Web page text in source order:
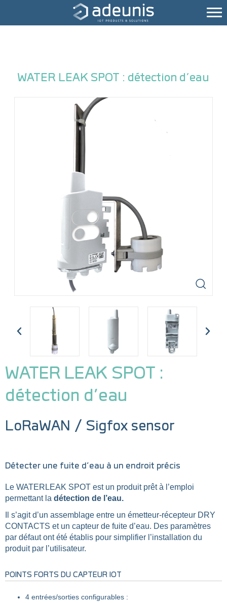
WATER LEAK SPOT : détection d’eau
WATER LEAK SPOT :
détection d’eau
LoRaWAN / Sigfox sensor
Détecter une fuite d’eau à un endroit précis
Le WATERLEAK SPOT est un produit prêt à l’emploi
permettant la détection de l’eau.
Il s’agit d’un assemblage entre un émetteur-récepteur DRY
CONTACTS et un capteur de fuite d’eau. Des paramètres
par défaut ont été établis pour simplifier l’installation du
produit par l’utilisateur.
POINTS FORTS DU CAPTEUR IOT
4 entrées/sorties configurables :